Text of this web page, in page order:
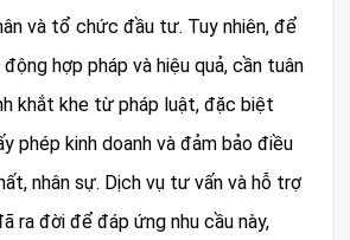
và tổ chức đầu tư. Tuy nhiên, để
hợp pháp và hiệu quả, cần tuân
khắt khe từ pháp luật, đặc biệt
phép kinh doanh và đảm bảo điều
nhân sự. Dịch vụ tư vấn và hỗ trợ
ra đời để đáp ứng nhu cầu này,